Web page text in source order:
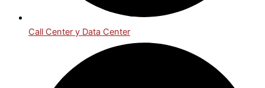
Call Center y Data Center